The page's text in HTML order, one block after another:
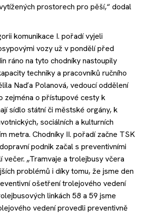
prostorech pro pěší,“ dodal
komunikace I. pořadí vyjeli
vozy už v pondělí před
ráno na tyto chodníky nastoupily
techniky a pracovníků ručního
Naďa Polanová, vedoucí oddělení
zejména o přístupové cesty k
sídlo státní či městské orgány, k
sociálních a kulturních
metra. Chodníky II. pořadí začne TSK
podnik začal s preventivními
večer. „Tramvaje a trolejbusy včera
problémů i díky tomu, že jsme den
ošetření trolejového vedení
linkách 58 a 59 jsme
vedení provedli preventivně